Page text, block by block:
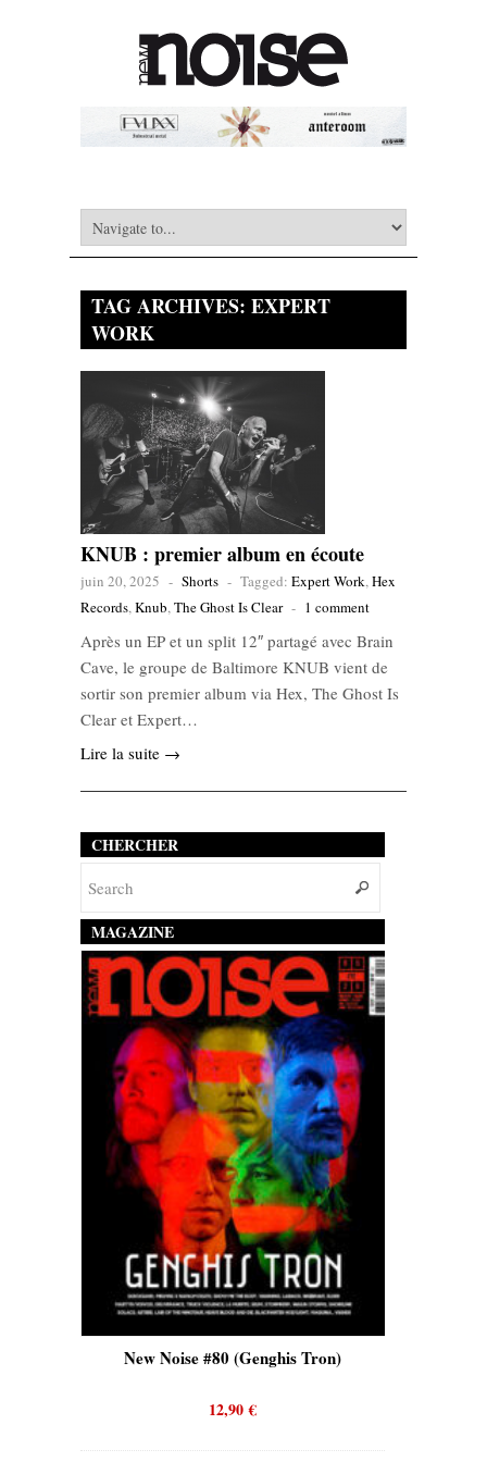
TAG ARCHIVES: EXPERT
WORK
KNUB : premier album en écoute
juin 20, 2025 - Shorts - Tagged: Expert Work,Hex
Records,Knub,The Ghost Is Clear - 1 comment
Après un EP et un split 12″ partagé avec Brain
Cave, le groupe de Baltimore KNUB vient de
sortir son premier album via Hex, The Ghost Is
Clear et Expert…
Lire la suite →
CHERCHER
MAGAZINE
New Noise #80 (Genghis Tron)
12,90€